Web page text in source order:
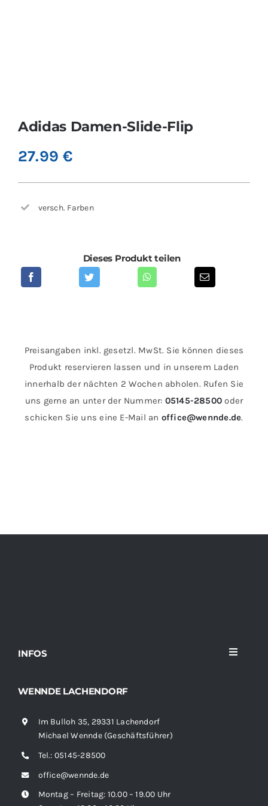
Adidas Damen-Slide-Flip
27.99€
versch. Farben
Dieses Produkt teilen
Preisangaben inkl. gesetzl. MwSt. Sie können dieses
Produkt reservieren lassen und in unserem Laden
innerhalb der nächten 2 Wochen abholen. Rufen Sie
uns gerne an unter der Nummer: 05145-28500 oder
schicken Sie uns eine E-Mail an office@wennde.de.
INFOS
Toggle
Sortiment
Kontakt
WENNDE LACHENDORF
Im Bulloh 35, 29331 Lachendorf
Michael Wennde (Geschäftsführer)
Tel.: 05145-28500
office@wennde.de
Montag – Freitag: 10.00 – 19.00 Uhr